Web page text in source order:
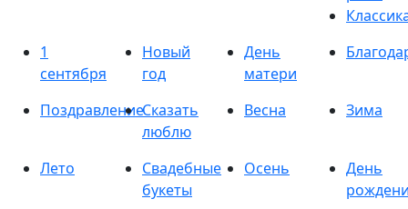
1
сентября
Новый
год
День
матери
ПоздравлениеСказать
люблю
Весна Зима
Лето
Свадебные
букеты
Осень
День